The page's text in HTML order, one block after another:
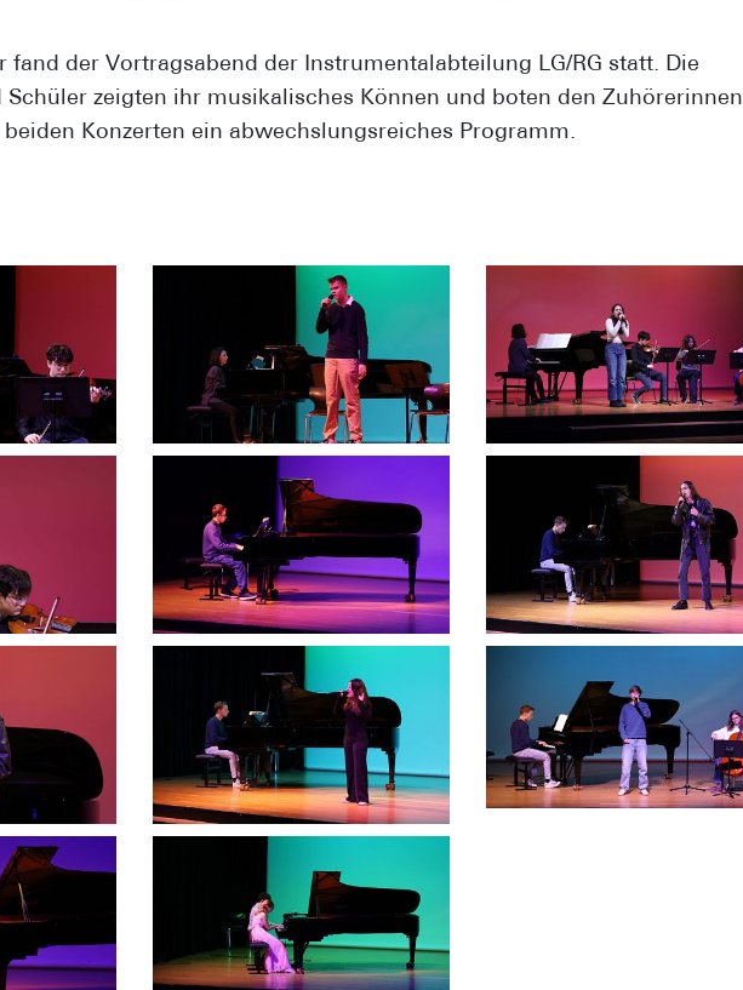
fand der Vortragsabend der Instrumentalabteilung LG/RG statt. Die
Schüler zeigten ihr musikalisches Können und boten den Zuhörerinnen
Konzerten ein abwechslungsreiches Programm.